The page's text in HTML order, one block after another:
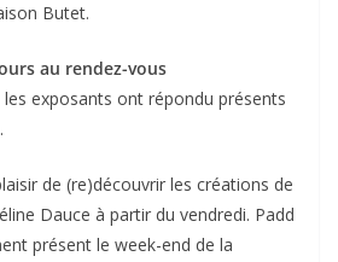
Butet.
au rendez-vous
exposants ont répondu présents
de (re)découvrir les créations de
Dauce à partir du vendredi. Padd
présent le week-end de la